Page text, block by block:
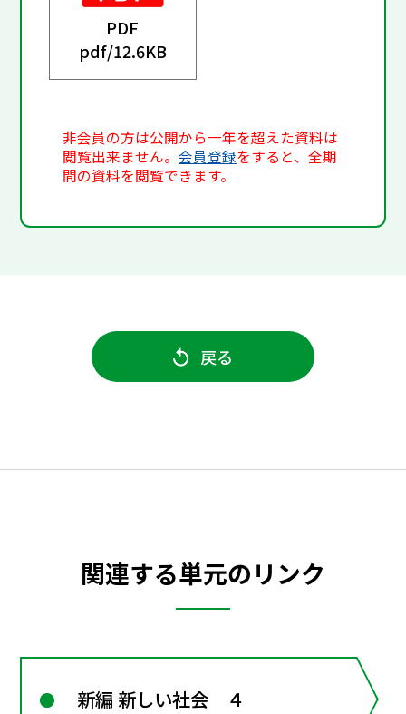
PDF
pdf/12.6KB
非会員の方は公開から一年を超えた資料は
閲覧出来ません。会員登録をすると、全期
間の資料を閲覧できます。
戻る
関連する単元のリンク
新編 新しい社会 ４